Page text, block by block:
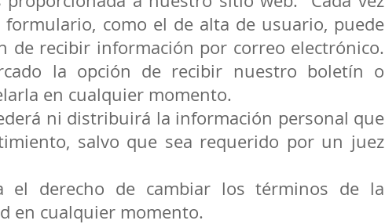
como el de alta de usuario, puede
de recibir información por correo electrónico.
la opción de recibir nuestro boletín o
en cualquier momento.
ni distribuirá la información personal que
salvo que sea requerido por un juez
el derecho de cambiar los términos de la
en cualquier momento.